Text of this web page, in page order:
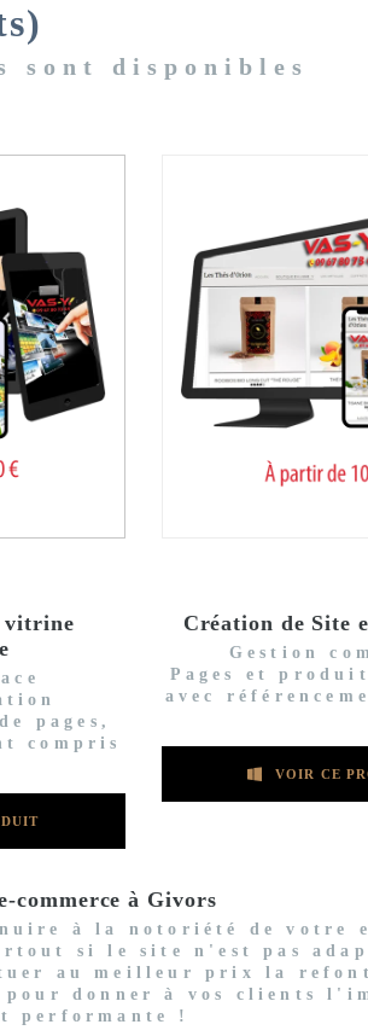
sont disponibles
vitrine
pages,
compris
Création de Site
Gestion
Pages et
avec
VOIR CE
commerce à Givors
à la notoriété de votre
si le site n'est pas
au meilleur prix la
donner à vos clients
performante !